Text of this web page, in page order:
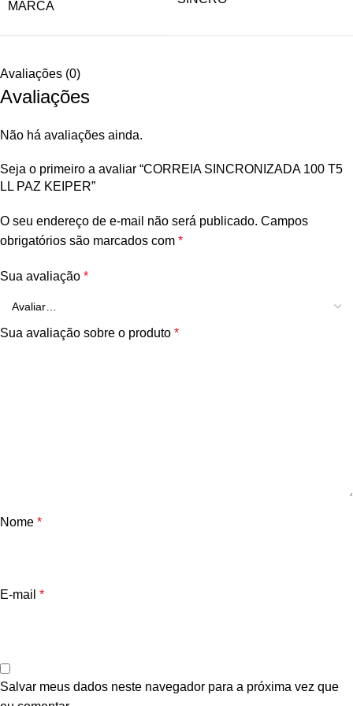
MARCA
Avaliações (0)
Avaliações
Não há avaliações ainda.
Seja o primeiro a avaliar “CORREIA SINCRONIZADA 100 T5
LL PAZ KEIPER”
O seu endereço de e-mail não será publicado. Campos
obrigatórios são marcados com *
Sua avaliação *
Sua avaliação sobre o produto *
Nome *
E-mail *
Salvar meus dados neste navegador para a próxima vez que